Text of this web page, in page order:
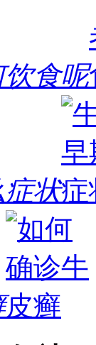
食呢
状